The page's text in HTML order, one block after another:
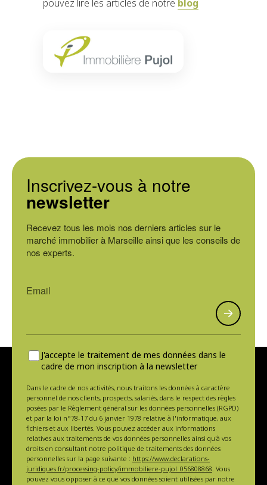
pouvez lire les articles de notre blog
Inscrivez-vous à notre
newsletter
Recevez tous les mois nos derniers articles sur le
marché immobilier à Marseille ainsi que les conseils de
nos experts.
J'accepte le traitement de mes données dans le
cadre de mon inscription à la newsletter
Dans le cadre de nos activités, nous traitons les données à caractère
personnel de nos clients, prospects, salariés, dans le respect des règles
posées par le Règlement général sur les données personnelles (RGPD)
et par la loi n°78-17 du 6 janvier 1978 relative à l'informatique, aux
fichiers et aux libertés. Vous pouvez accéder aux informations
relatives aux traitements de vos données personnelles ainsi qu'à vos
droits en consultant notre politique de traitements des données
personnelles sur la page suivante : https://www.declarations-
juridiques.fr/processing-policy/immobiliere-pujol_056808868 . Vous
pouvez vous opposer à ce que vos données soient utilisées par notre